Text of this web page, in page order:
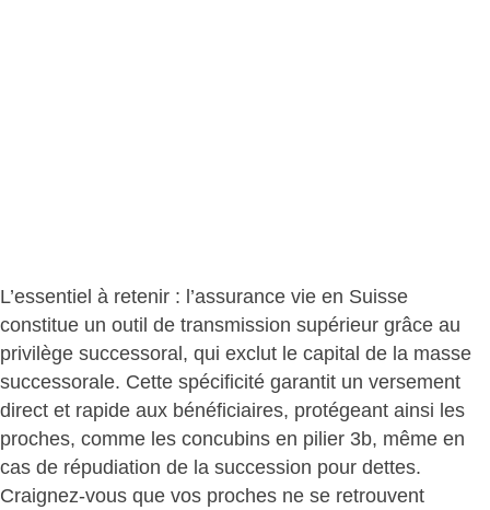
L’essentiel à retenir : l’assurance vie en Suisse
constitue un outil de transmission supérieur grâce au
privilège successoral, qui exclut le capital de la masse
successorale. Cette spécificité garantit un versement
direct et rapide aux bénéficiaires, protégeant ainsi les
proches, comme les concubins en pilier 3b, même en
cas de répudiation de la succession pour dettes.
Craignez-vous que vos proches ne se retrouvent